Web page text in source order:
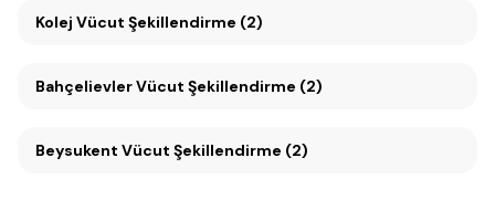
Kolej Vücut Şekillendirme (2)
Bahçelievler Vücut Şekillendirme (2)
Beysukent Vücut Şekillendirme (2)